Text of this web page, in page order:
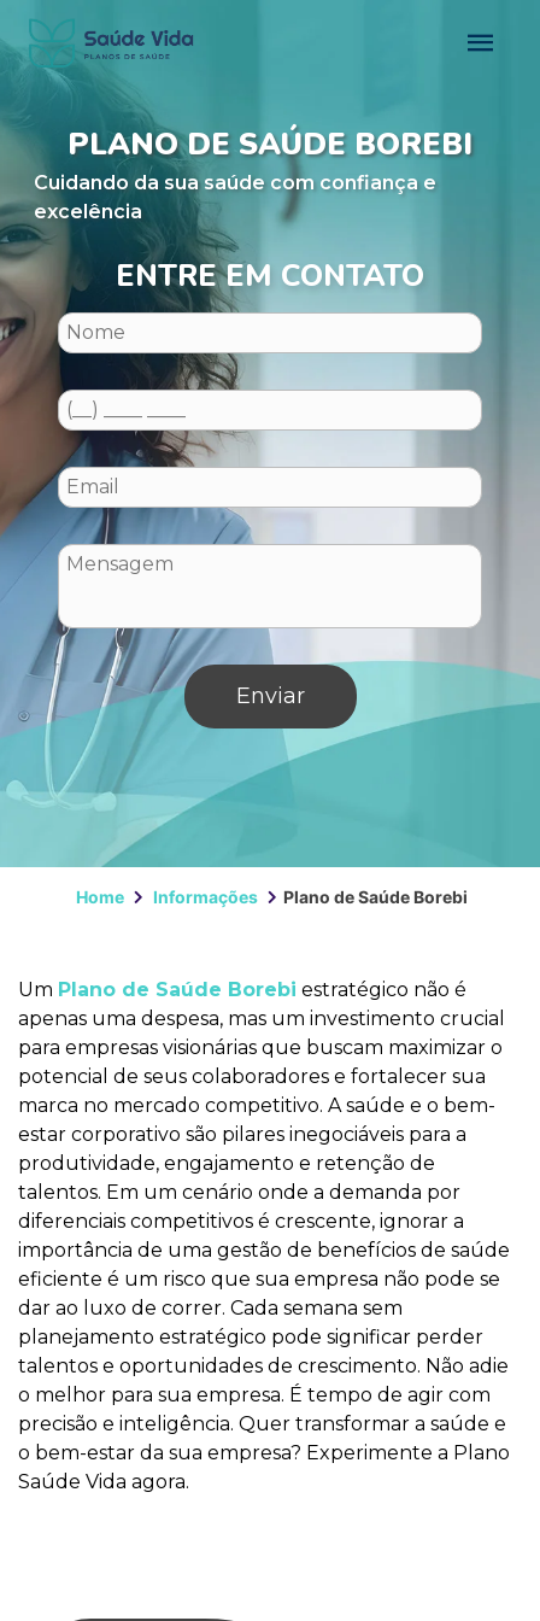
PLANO DE SAÚDE BOREBI
Cuidando da sua saúde com confiança e
excelência
ENTRE EM CONTATO
Home Informações Plano de Saúde Borebi
Um Plano de Saúde Borebi estratégico não é
apenas uma despesa, mas um investimento crucial
para empresas visionárias que buscam maximizar o
potencial de seus colaboradores e fortalecer sua
marca no mercado competitivo. A saúde e o bem-
estar corporativo são pilares inegociáveis para a
produtividade, engajamento e retenção de
talentos. Em um cenário onde a demanda por
diferenciais competitivos é crescente, ignorar a
importância de uma gestão de benefícios de saúde
eficiente é um risco que sua empresa não pode se
dar ao luxo de correr. Cada semana sem
planejamento estratégico pode significar perder
talentos e oportunidades de crescimento. Não adie
o melhor para sua empresa. É tempo de agir com
precisão e inteligência. Quer transformar a saúde e
o bem-estar da sua empresa? Experimente a Plano
Saúde Vida agora.